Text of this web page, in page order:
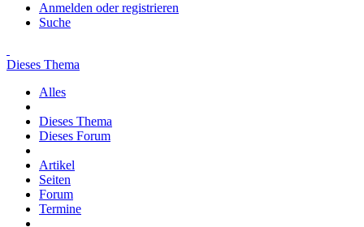
Anmelden oder registrieren
Suche
Dieses Thema
Alles
Dieses Thema
Dieses Forum
Artikel
Seiten
Forum
Termine